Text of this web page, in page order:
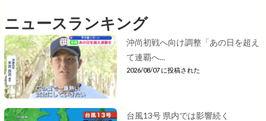
ニュースランキング
沖尚初戦へ向け調整「あの日を超え
て連覇へ...
2026/08/07 に投稿された
台風13号 県内では影響続く